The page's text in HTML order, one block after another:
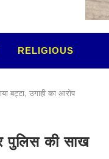
RELIGIOUS
बट्टा, उगाही का आरोप
पुलिस की साख